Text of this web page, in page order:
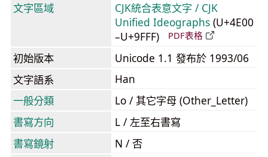
文字區域
CJK統合表意文字 / CJK
Unified Ideographs (U+4E00
–U+9FFF)
PDF表格
初始版本
Unicode 1.1 發布於 1993/06
文字語系
Han
一般分類
Lo / 其它字母 (Other_Letter)
書寫方向
L / 左至右書寫
書寫鏡射
N / 否